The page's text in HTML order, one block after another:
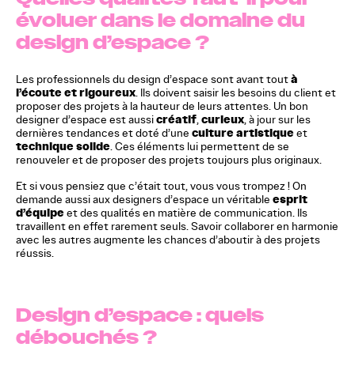
évoluer dans le domaine du
design d’espace ?
Les professionnels du design d’espace sont avant toutà
l’écoute et rigoureux. Ils doivent saisir les besoins du client et
proposer des projets à la hauteur de leurs attentes. Un bon
designer d’espace est aussicréatif,curieux, à jour sur les
dernières tendances et doté d’une culture artistiqueet
technique solide. Ces éléments lui permettent de se
renouveler et de proposer des projets toujours plus originaux.
Et si vous pensiez que c’était tout, vous vous trompez ! On
demande aussi aux designers d’espace un véritable esprit
d’équipeet des qualités en matière de communication. Ils
travaillent en effet rarement seuls. Savoir collaborer en harmonie
avec les autres augmente les chances d’aboutir à des projets
réussis.
Design d’espace : quels
débouchés ?